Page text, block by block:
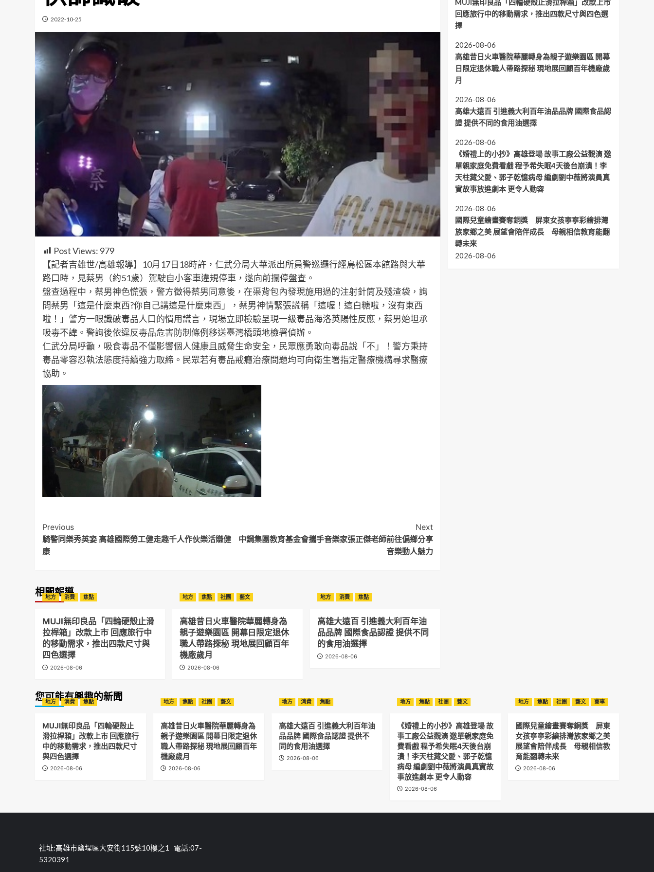
2022-10-25
Post Views: 979
【記者吉雄世/高雄報導】10月17日18時許，仁武分局大華派出所員警巡邏行經鳥松區本館路與大華
路口時，見蔡男（約51歲）駕駛自小客車違規停車，遂向前攔停盤查。
盤查過程中，蔡男神色慌張，警方徵得蔡男同意後，在渠背包內發現施用過的注射針筒及殘渣袋，詢
問蔡男「這是什麼東西?你自己講這是什麼東西」，蔡男神情緊張謊稱「這喔！這白糖啦，沒有東西
啦！」警方一眼識破毒品人口的慣用謊言，現場立即檢驗呈現一級毒品海洛英陽性反應，蔡男始坦承
吸毒不諱。警詢後依違反毒品危害防制條例移送臺灣橋頭地檢署偵辦。
仁武分局呼籲，吸食毒品不僅影響個人健康且威脅生命安全，民眾應勇敢向毒品說「不」！警方秉持
毒品零容忍執法態度持續強力取締。民眾若有毒品戒癮治療問題均可向衛生署指定醫療機構尋求醫療
協助。
Post
Navigation
Previous
騎警同樂秀英姿 高雄國際勞工健走趣千人作伙樂活賺健
康
Next
中鋼集團教育基金會攜手音樂家張正傑老師前往偏鄉分享
音樂動人魅力
相關報導
地方 消費 焦點
MUJI無印良品「四輪硬殼止滑
拉桿箱」改款上市 回應旅行中
的移動需求，推出四款尺寸與
四色選擇
2026-08-06
地方 焦點 社團 藝文
高雄昔日火車醫院華麗轉身為
親子遊樂園區 開幕日限定退休
職人帶路探秘 現地展回顧百年
機廠歲月
2026-08-06
地方 消費 焦點
高雄大遠百 引進義大利百年油
品品牌 國際食品認證 提供不同
的食用油選擇
2026-08-06
MUJI無印良品「四輪硬殼止滑拉桿箱」改款上市
回應旅行中的移動需求，推出四款尺寸與四色選
擇
2026-08-06
高雄昔日火車醫院華麗轉身為親子遊樂園區 開幕
日限定退休職人帶路探秘 現地展回顧百年機廠歲
月
2026-08-06
高雄大遠百 引進義大利百年油品品牌 國際食品認
證 提供不同的食用油選擇
2026-08-06
《婚禮上的小抄》高雄登場 故事工廠公益觀演 邀
單親家庭免費看戲 程予希失眠4天後台崩潰！李
天柱藏父愛、郭子乾憶病母 編劇劉中薇將演員真
實故事放進劇本 更令人動容
2026-08-06
國際兒童繪畫賽奪銅獎 屏東女孩寧寧彩繪排灣
族家鄉之美 展望會陪伴成長 母親相信教育能翻
轉未來
2026-08-06
您可能有興趣的新聞
地方 消費 焦點
MUJI無印良品「四輪硬殼止
滑拉桿箱」改款上市 回應旅行
中的移動需求，推出四款尺寸
與四色選擇
2026-08-06
地方 焦點 社團 藝文
高雄昔日火車醫院華麗轉身為
親子遊樂園區 開幕日限定退休
職人帶路探秘 現地展回顧百年
機廠歲月
2026-08-06
地方 消費 焦點
高雄大遠百 引進義大利百年油
品品牌 國際食品認證 提供不
同的食用油選擇
2026-08-06
地方 焦點 社團 藝文
《婚禮上的小抄》高雄登場 故
事工廠公益觀演 邀單親家庭免
費看戲 程予希失眠4天後台崩
潰！李天柱藏父愛、郭子乾憶
病母 編劇劉中薇將演員真實故
事放進劇本 更令人動容
2026-08-06
地方 焦點 社團 藝文 賽事
國際兒童繪畫賽奪銅獎 屏東
女孩寧寧彩繪排灣族家鄉之美
展望會陪伴成長 母親相信教
育能翻轉未來
2026-08-06
社址:高雄市鹽埕區大安街115號10樓之1 電話:07-
5320391